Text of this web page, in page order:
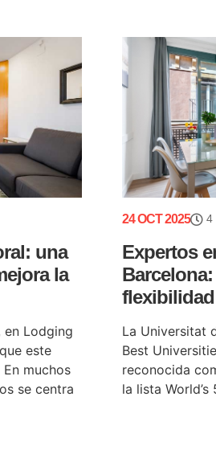
una
la
Lodging
este
muchos
se centra
24 OCT 2025 4
Expertos
La Universitat
Best
reconocida
la lista World’s